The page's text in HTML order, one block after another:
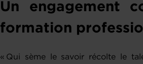
Un engagement
formation
« Qui sème le savoir récolte le